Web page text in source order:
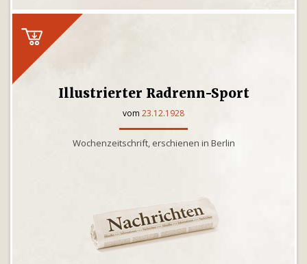
Illustrierter Radrenn-Sport
vom 23.12.1928
Wochenzeitschrift, erschienen in Berlin